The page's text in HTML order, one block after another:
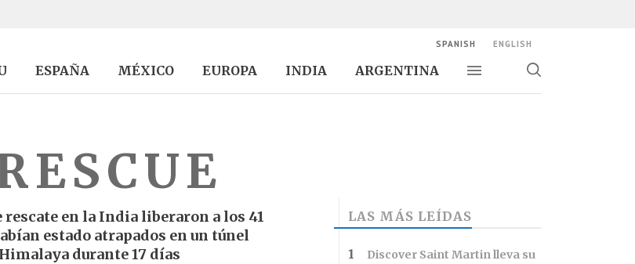
ESPAÑA MÉXICO EUROPA INDIA ARGENTINA
Alternar navegación
Alternar
SPANISH ENGLISH
rescate en la India liberaron a los 41
estado atrapados en un túnel
durante 17 días
LAS MÁS LEÍDAS
Discover Saint Martin lleva su